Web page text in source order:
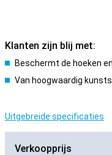
Klanten zijn blij met:
Beschermt de hoeken
Van hoogwaardig
Uitgebreide specificaties
Verkoopprijs